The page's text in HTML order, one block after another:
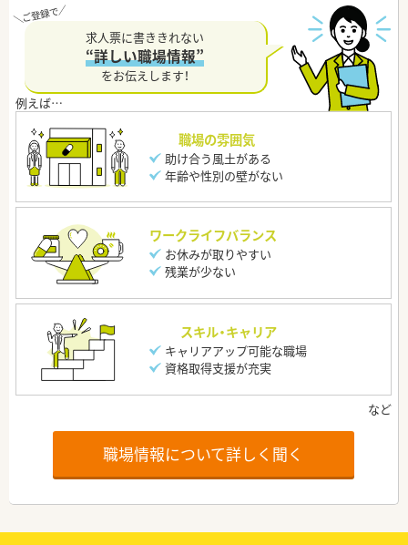
求人票に書ききれない
“詳しい職場情報”
をお伝えします！
職場の雰囲気
助け合う風土がある
年齢や性別の壁がない
ワークライフバランス
お休みが取りやすい
残業が少ない
スキル・キャリア
キャリアアップ可能な職場
資格取得支援が充実
職場情報について詳しく聞く